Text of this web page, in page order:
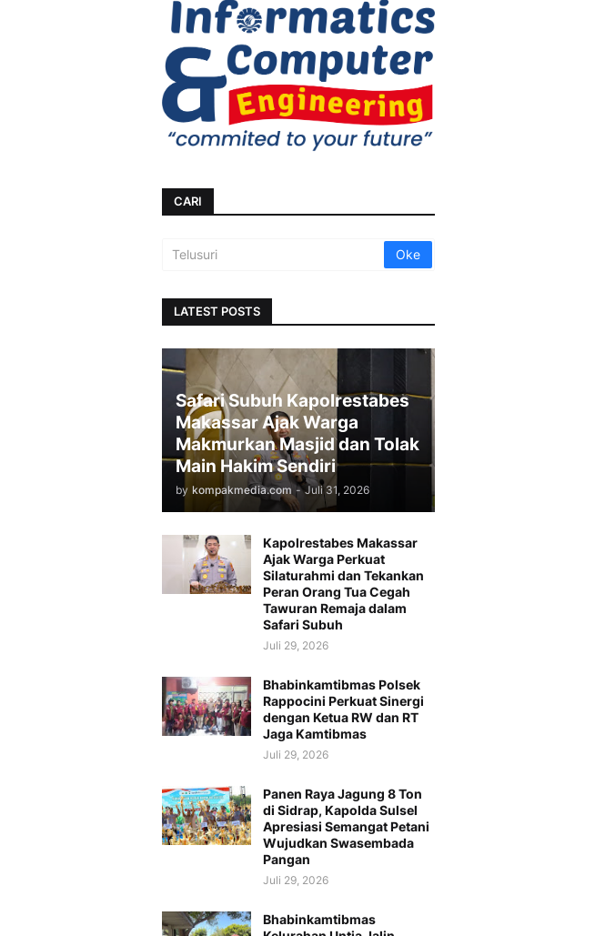
CARI
LATEST POSTS
Safari Subuh Kapolrestabes
Makassar Ajak Warga
Makmurkan Masjid dan Tolak
Main Hakim Sendiri
by kompakmedia.com - Juli 31, 2026
Kapolrestabes Makassar
Ajak Warga Perkuat
Silaturahmi dan Tekankan
Peran Orang Tua Cegah
Tawuran Remaja dalam
Safari Subuh
Juli 29, 2026
Bhabinkamtibmas Polsek
Rappocini Perkuat Sinergi
dengan Ketua RW dan RT
Jaga Kamtibmas
Juli 29, 2026
Panen Raya Jagung 8 Ton
di Sidrap, Kapolda Sulsel
Apresiasi Semangat Petani
Wujudkan Swasembada
Pangan
Juli 29, 2026
Bhabinkamtibmas